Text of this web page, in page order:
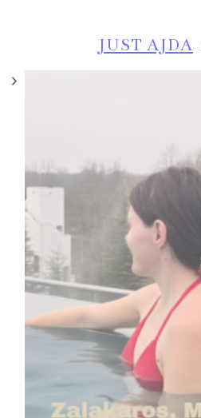
JUST AJDA